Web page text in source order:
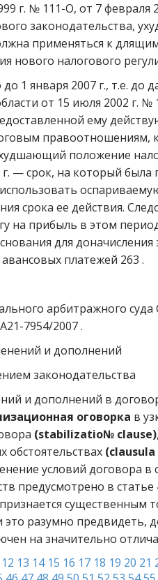
г. № 111-О, от 7 февраля
законодательства,
применяться к
нового налогового
1 января 2007 г., т.е. до
от 15 июля 2002 г. №
ему
правоотношениям,
положение
— срок, на который была
срока ее действия.
на прибыль в этом
для
платежей 263 .
арбитражного суда
7954/2007 .
и дополнений
законодательства
и дополнений в
оговорка в
(stabilizatio№ clause)
обстоятельствах
условий договора
предусмотрено в
существенным
это разумно
на значительно
12 13 14 15 16 17 18 19 20 21